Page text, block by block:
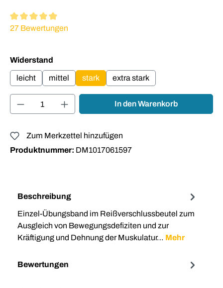
Durchschnittliche Bewertung von 4.95 von 5 Sternen
27 Bewertungen
Widerstand
leicht mittel stark extra stark
Produkt Anzahl: Gib den gewünschten
In den Warenkorb
Zum Merkzettel hinzufügen
Produktnummer: DM1017061597
Beschreibung
Einzel-Übungsband im Reißverschlussbeutel zum
Ausgleich von Bewegungsdefiziten und zur
Kräftigung und Dehnung der Muskulatur… Mehr
Bewertungen